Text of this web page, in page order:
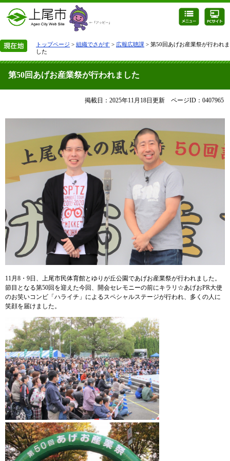
トップページ > 組織でさがす > 広報広聴課 > 第50回あげお産業祭が行われま
した
第50回あげお産業祭が行われました
掲載日：2025年11月18日更新 ページID：0407965
11月8・9日、上尾市民体育館とゆりが丘公園であげお産業祭が行われました。
節目となる第50回を迎えた今回、開会セレモニーの前にキラリ☆あげおPR大使
のお笑いコンビ「ハライチ」によるスペシャルステージが行われ、多くの人に
笑顔を届けました。